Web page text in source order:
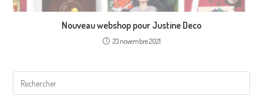
Nouveau webshop pour Justine Deco
23 novembre 2021